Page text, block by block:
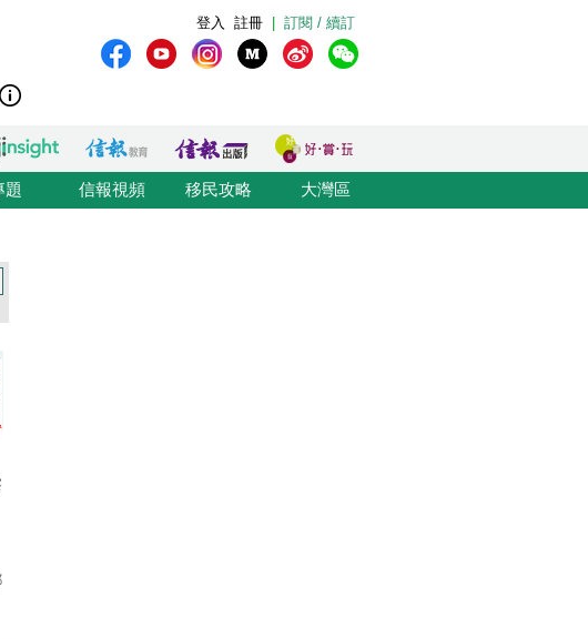
訂閱 / 續訂
註冊
登入
題 信報視頻 移民攻略 大灣區